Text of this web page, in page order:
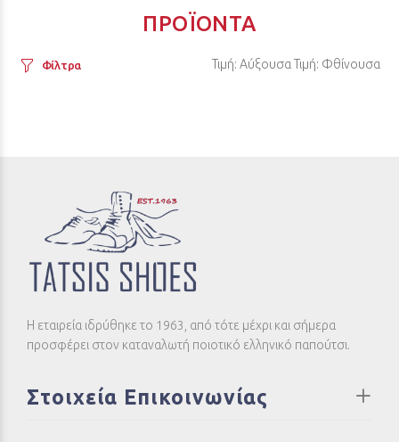
ΠΡΟΪΌΝΤΑ
Φίλτρα Τιμή: Αύξουσα Τιμή: Φθίνουσα
Η εταιρεία ιδρύθηκε το 1963, από τότε μέχρι και σήμερα
προσφέρει στον καταναλωτή ποιοτικό ελληνικό παπούτσι.
Στοιχεία Επικοινωνίας